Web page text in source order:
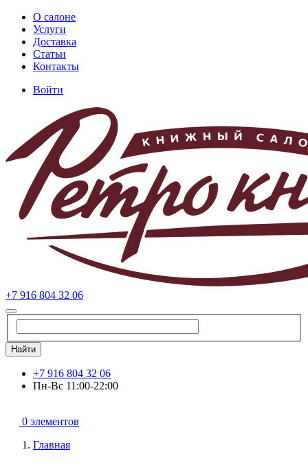
Перейти
основному
содержанию
Основная
навигация
О салоне
Услуги
Доставка
Статьи
Контакты
учётной
записи
пользователя
Войти
+7 916 804 32 06
Найти
+7 916 804 32 06
Пн-Вс 11:00-22:00
0 элементов
Главная